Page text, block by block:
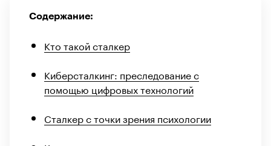
Содержание:
Кто такой сталкер
Киберсталкинг: преследование с
помощью цифровых технологий
Сталкер с точки зрения психологии